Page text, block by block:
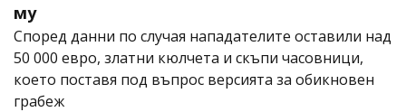
му
Според данни по случая нападателите оставили над
50 000 евро, златни кюлчета и скъпи часовници,
което поставя под въпрос версията за обикновен
грабеж